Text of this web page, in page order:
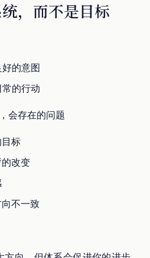
统，而不是目标
的意图
的行动
会存在的问题
标
改变
不一致